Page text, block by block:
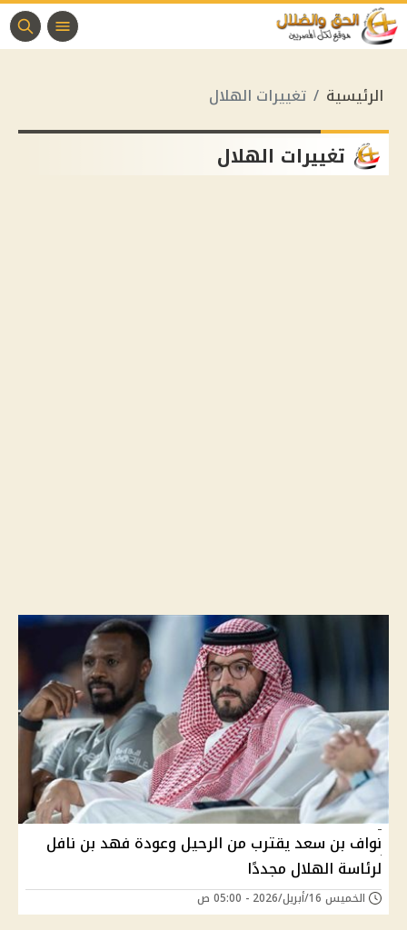
الرئيسية تغييرات الهلال
تغييرات الهلال
نواف بن سعد يقترب من الرحيل وعودة فهد بن نافل
لرئاسة الهلال مجددًا
الخميس 16/أبريل/2026 - 05:00 ص